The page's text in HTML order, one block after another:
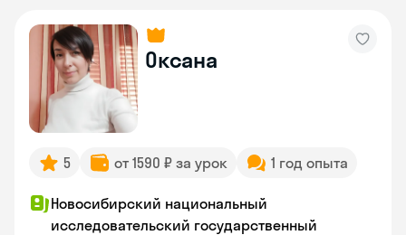
Оксана
5 от 1590 ₽ за урок 1 год опыта
Новосибирский национальный
исследовательский государственный